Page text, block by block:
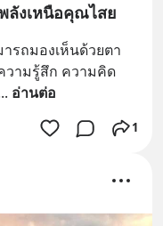
ลังเหนือคุณไสย
ารถมองเห็นด้วยตา
วามรู้สึก ความคิด
อ่านต่อ
1